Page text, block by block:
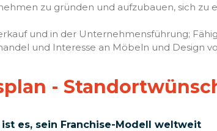
zu gründen und aufzubauen, sich zu
und in der Unternehmensführung;
und Interesse an Möbeln und Design
-
es, sein Franchise-Modell weltweit